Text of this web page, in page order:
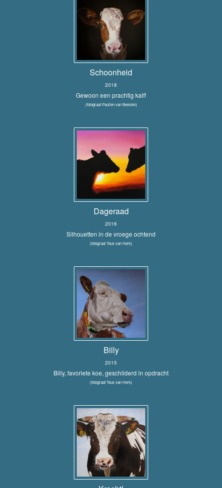
Schoonheid
2018
Gewoon een prachtig kalf!
(fotograaf Paulien van Beesten)
Dageraad
2016
Silhouetten in de vroege ochtend
(fotograaf Teus van Herk)
Billy
2015
Billy, favoriete koe, geschilderd in opdracht
(fotograaf Teus van Herk)